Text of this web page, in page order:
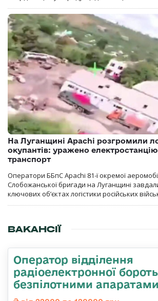
На Луганщині Apachi розгромили
окупантів: уражено
транспорт
Оператори ББпС Apachi 81-ї окремої
Слобожанської бригади на Луганщині
ключових об’єктах логістики російських
ВАКАНСІЇ
Оператор відділення
радіоелектронної
безпілотними апаратами